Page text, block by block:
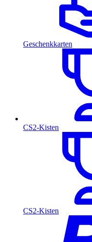
Geschenkkarten
CS2-Kisten
CS2-Kisten